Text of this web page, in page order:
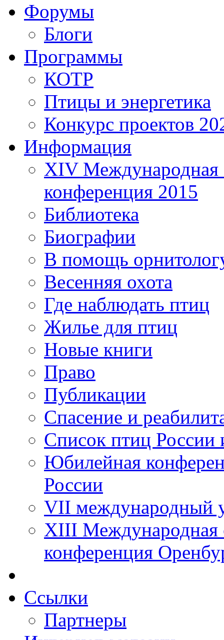
Форумы
Блоги
Программы
КОТР
Птицы и энергетика
Конкурс проектов
Информация
XIV Международная
конференция 2015
Библиотека
Биографии
В помощь
Весенняя охота
Где наблюдать птиц
Жилье для птиц
Новые книги
Право
Публикации
Спасение и
Список птиц России
Юбилейная
России
VII международный
XIII Международная
конференция
Ссылки
Партнеры